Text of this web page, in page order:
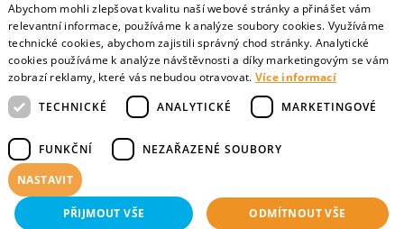
Data o umírání
Nejnovější data o postojích veřejnosti a zdravotníků k umírání
Virtuální vzpomínky
Sdílejte vzpomínky na své blízké zemřelé
CZECH
ENGLISH
Abychom mohli zlepšovat kvalitu naší webové stránky a přinášet vám
relevantní informace, používáme k analýze soubory cookies. Využíváme
technické cookies, abychom zajistili správný chod stránky. Analytické
cookies používáme k analýze návštěvnosti a díky marketingovým se vám
zobrazí reklamy, které vás nebudou otravovat. Více informací
TECHNICKÉ
ANALYTICKÉ MARKETINGOVÉ
FUNKČNÍ NEZAŘAZENÉ SOUBORY
NASTAVIT
PŘIJMOUT VŠE ODMÍTNOUT VŠE